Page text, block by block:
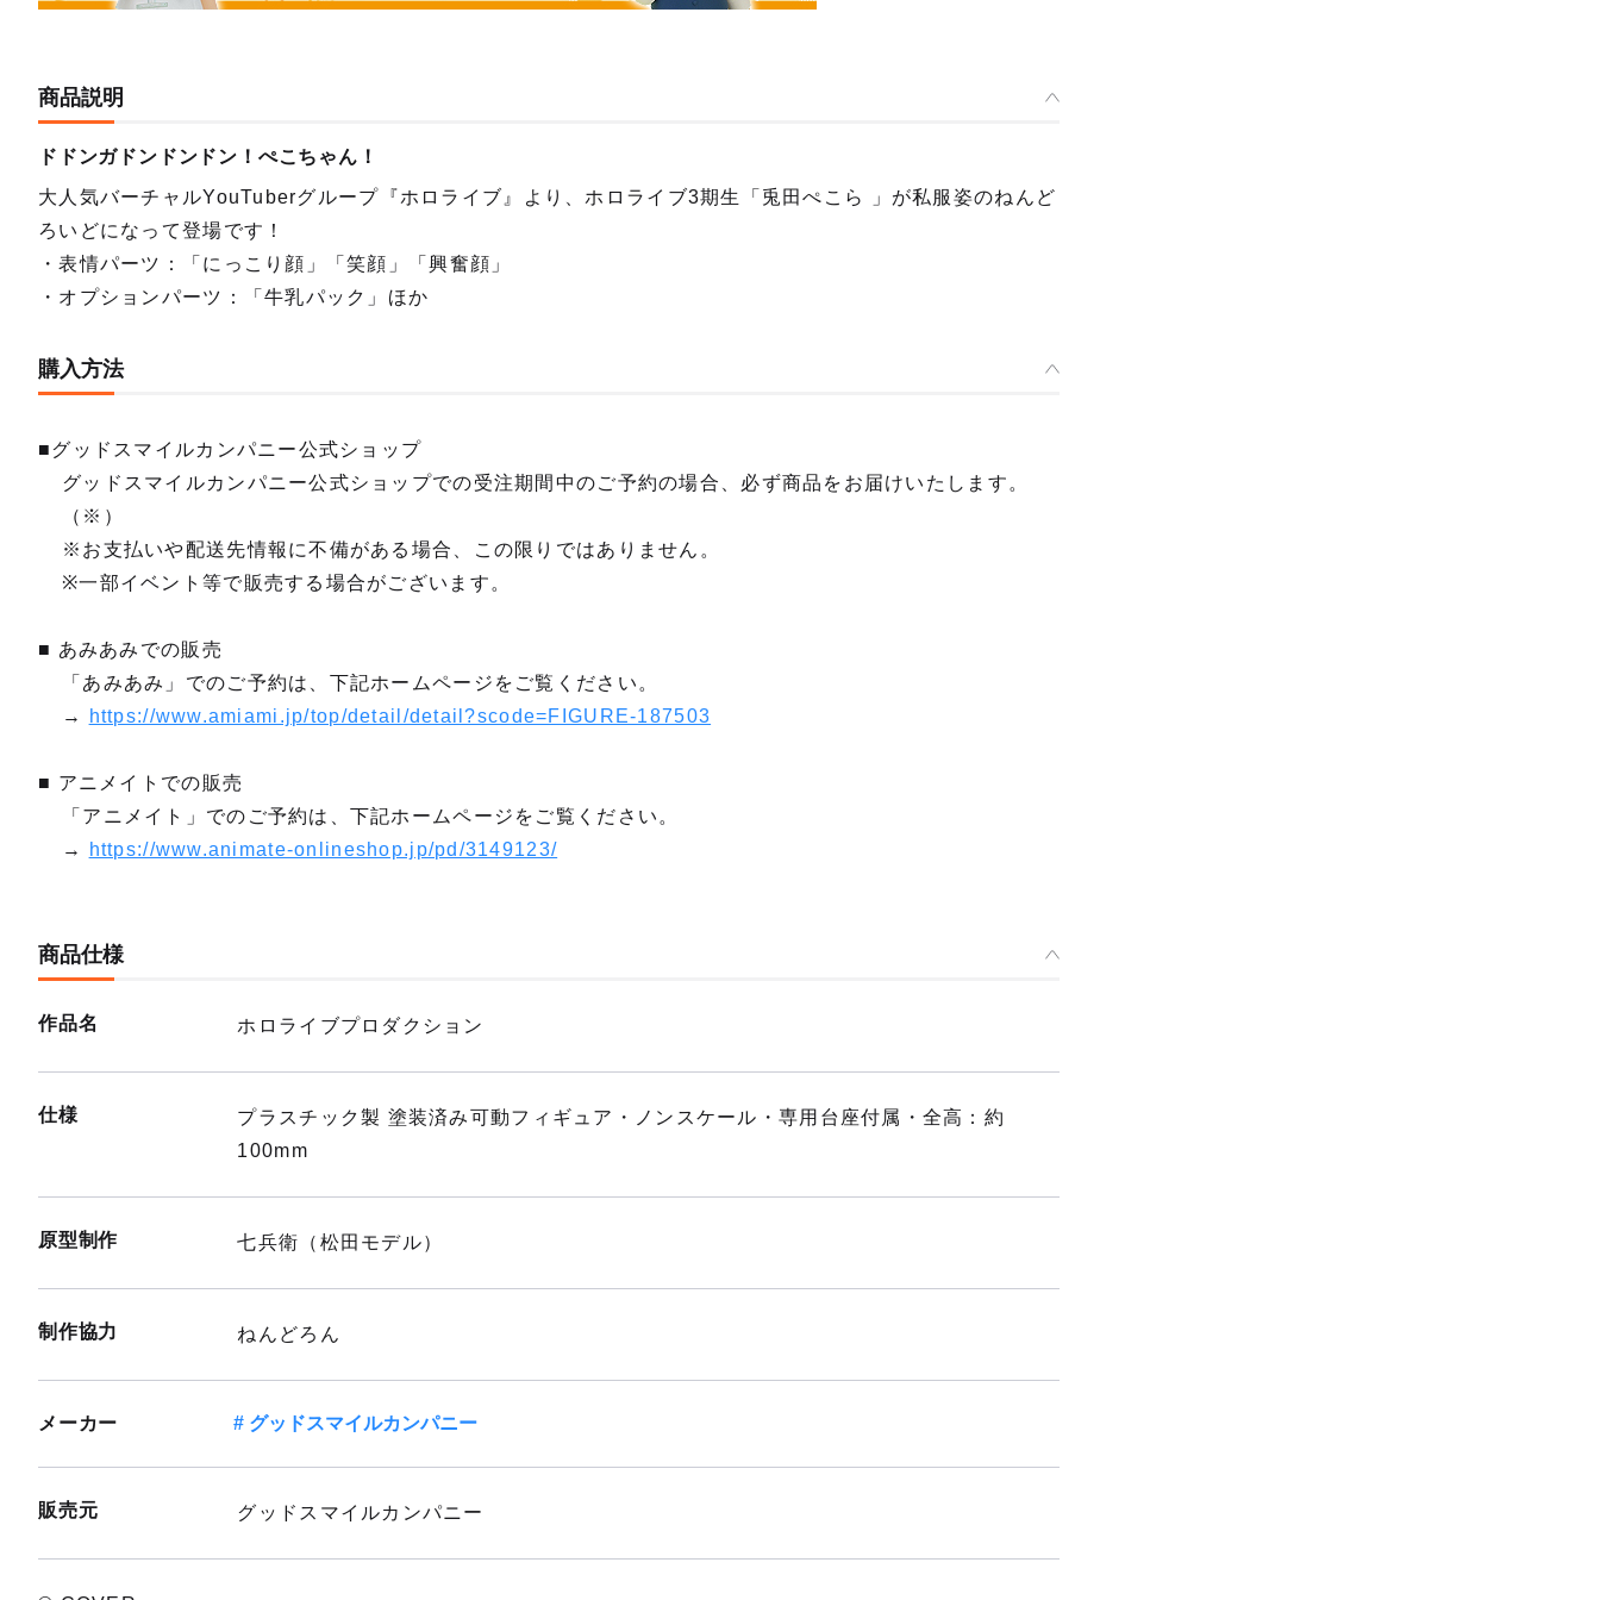
商品説明
ドドンガドンドンドン！ぺこちゃん！
大人気バーチャルYouTuberグループ『ホロライブ』より、ホロライブ3期生「兎田ぺこら 」が私服姿のねんど
ろいどになって登場です！
・表情パーツ：「にっこり顔」「笑顔」「興奮顔」
・オプションパーツ：「牛乳パック」ほか
購入方法
■グッドスマイルカンパニー公式ショップ
グッドスマイルカンパニー公式ショップでの受注期間中のご予約の場合、必ず商品をお届けいたします。
（※）
※お支払いや配送先情報に不備がある場合、この限りではありません。
※一部イベント等で販売する場合がございます。
■ あみあみでの販売
「あみあみ」でのご予約は、下記ホームページをご覧ください。
→
https://www.amiami.jp/top/detail/detail?scode=FIGURE-187503
■ アニメイトでの販売
「アニメイト」でのご予約は、下記ホームページをご覧ください。
→
https://www.animate-onlineshop.jp/pd/3149123/
商品仕様
作品名 ホロライブプロダクション
仕様
プラスチック製 塗装済み可動フィギュア・ノンスケール・専用台座付属・全高：約
100mm
原型制作 七兵衛（松田モデル）
制作協力 ねんどろん
メーカー グッドスマイルカンパニー
販売元 グッドスマイルカンパニー